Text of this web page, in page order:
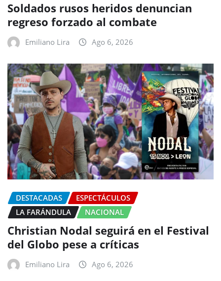
Soldados rusos heridos denuncian
regreso forzado al combate
Emiliano Lira Ago 6, 2026
DESTACADAS
ESPECTÁCULOS
LA FARÁNDULA
NACIONAL
Christian Nodal seguirá en el Festival
del Globo pese a críticas
Emiliano Lira Ago 6, 2026